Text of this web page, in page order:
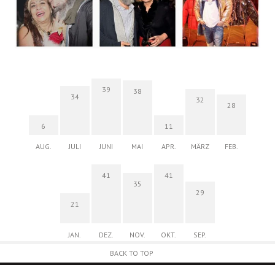
6
AUG.
34
JULI
39
JUNI
38
MAI
11
APR.
32
MÄRZ
28
FEB.
21
JAN.
41
DEZ.
35
NOV.
41
OKT.
29
SEP.
BACK TO TOP